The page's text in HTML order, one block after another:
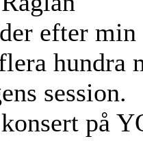
efter min
hundra
session.
på